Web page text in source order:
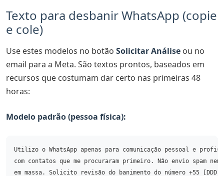
Texto para desbanir WhatsApp (copie
e cole)
Use estes modelos no botão Solicitar Análise ou no
email para a Meta. São textos prontos, baseados em
recursos que costumam dar certo nas primeiras 48
horas:
Modelo padrão (pessoa física):
Utilizo o WhatsApp apenas para comunicação pessoal e
com contatos que me procuraram primeiro. Não envio spam nem